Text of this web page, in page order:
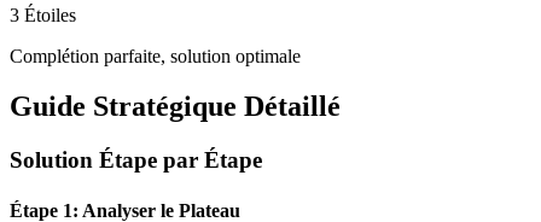
3 Étoiles
Complétion parfaite, solution optimale
Guide Stratégique Détaillé
Solution Étape par Étape
Étape 1: Analyser le Plateau